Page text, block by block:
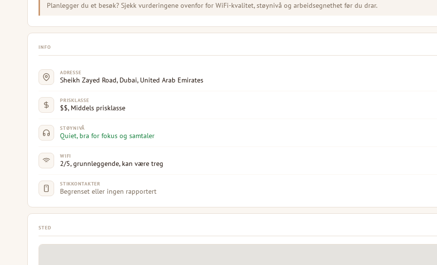
Planlegger du et besøk? Sjekk vurderingene ovenfor for WiFi-kvalitet, støynivå og arbeidsegnethet før du drar.
INFO
ADRESSE
Sheikh Zayed Road, Dubai, United Arab Emirates
PRISKLASSE
$$, Middels prisklasse
STØYNIVÅ
Quiet, bra for fokus og samtaler
WIFI
2/5, grunnleggende, kan være treg
STIKKONTAKTER
Begrenset eller ingen rapportert
STED